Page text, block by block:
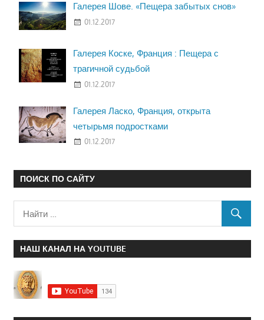
Галерея Шове. «Пещера забытых снов»
01.12.2017
Галерея Коске, Франция : Пещера с
трагичной судьбой
01.12.2017
Галерея Ласко, Франция, открыта
четырьмя подростками
01.12.2017
ПОИСК ПО САЙТУ
НАШ КАНАЛ НА YOUTUBE